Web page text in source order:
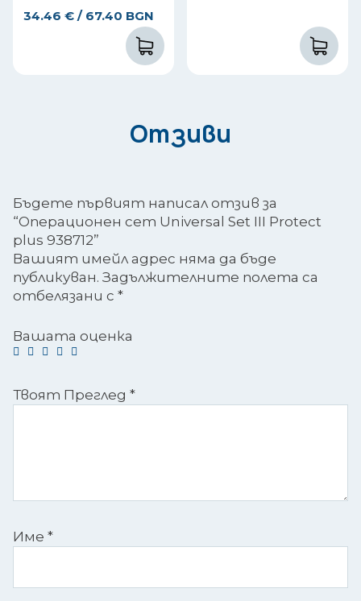
34.46 € / 67.40 BGN
Отзиви
Бъдете първият написал отзив за
“Операционен сет Universal Set III Protect
plus 938712”
Вашият имейл адрес няма да бъде
публикуван. Задължителните полета са
отбелязани с *
Вашата оценка
Твоят Преглед *
Име *